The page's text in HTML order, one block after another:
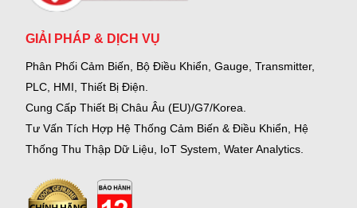
GIẢI PHÁP & DỊCH VỤ
Phân Phối Cảm Biến, Bộ Điều Khiển, Gauge, Transmitter,
PLC, HMI, Thiết Bị Điện.
Cung Cấp Thiết Bị Châu Âu (EU)/G7/Korea.
Tư Vấn Tích Hợp Hệ Thống Cảm Biến & Điều Khiển, Hệ
Thống Thu Thập Dữ Liệu, IoT System, Water Analytics.